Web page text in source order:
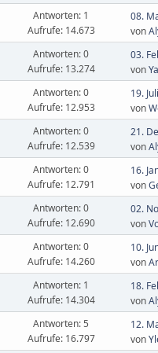
Antworten: 1
Aufrufe: 14.673
08.
von
Antworten: 0
Aufrufe: 13.274
03.
von
Antworten: 0
Aufrufe: 12.953
19.
von
Antworten: 0
Aufrufe: 12.539
21.
von
Antworten: 0
Aufrufe: 12.791
16.
von
Antworten: 0
Aufrufe: 12.690
02.
von
Antworten: 0
Aufrufe: 14.260
10.
von
Antworten: 1
Aufrufe: 14.304
18.
von
Antworten: 5
Aufrufe: 16.797
12.
von